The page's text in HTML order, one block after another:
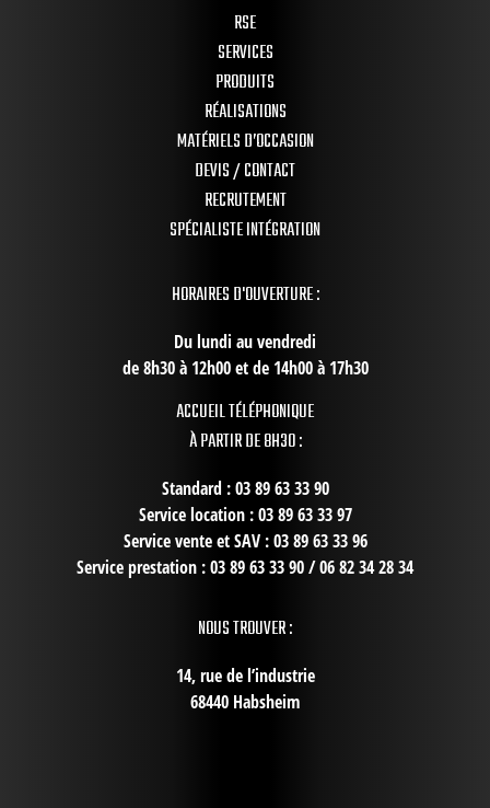
RSE
SERVICES
PRODUITS
RÉALISATIONS
MATÉRIELS D’OCCASION
DEVIS / CONTACT
RECRUTEMENT
SPÉCIALISTE INTÉGRATION
HORAIRES D'OUVERTURE :
Du lundi au vendredi
de 8h30 à 12h00 et de 14h00 à 17h30
ACCUEIL TÉLÉPHONIQUE
À PARTIR DE 8H30 :
Standard : 03 89 63 33 90
Service location : 03 89 63 33 97
Service vente et SAV : 03 89 63 33 96
Service prestation : 03 89 63 33 90 / 06 82 34 28 34
NOUS TROUVER :
14, rue de l’industrie
68440 Habsheim